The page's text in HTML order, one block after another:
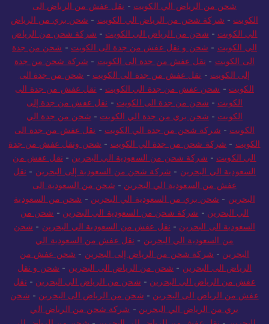
شحن من الرياض الي الكويت - نقل عفش من الرياض الى
الكويت - شركة شحن من الرياض الي الكويت - شحن بري من الرياض
الي الكويت - شحن من الرياض الى الكويت - شركة شحن من الرياض
الي الكويت - شحن و نقل عفش من جدة الى الكويت - شحن من جدة
الى الكويت - نقل عفش من جدة الى الكويت - شركة شحن من جدة
إلى الكويت - نقل عفش من جدة الى الكويت - شحن من جدة الى
الكويت - شحن عفش من جدة الي الكويت - نقل عفش من جدة الى
الكويت - شحن من جدة الى الكويت - نقل عفش من جدة إلى
الكويت - شحن بري من جدة الي الكويت - شحن من جدة الي
الكويت - شركة شحن من جدة الي الكويت - نقل عفش من جدة الى
الكويت - شركة شحن من جدة الي الكويت - شحن ونقل عفش من جدة
الي الكويت - شركة شحن من السعودية الي البحرين - نقل عفش من
السعودية الي البحرين - شركة شحن من السعودية إلى البحرين - نقل
عفش من السعودية الي البحرين - شحن من السعودية الى
البحرين - شحن بري من السعودية الي البحرين - شحن من السعودية
الي البحرين - شركة شحن من السعودية الي البحرين - شحن من
السعودية الى البحرين - نقل عفش من السعودية الي البحرين - شحن
من السعودية الي البحرين - نقل عفش من السعودية الي
البحرين - شركة شحن من الرياض إلى البحرين - شحن عفش من
الرياض الى البحرين - شحن من الرياض الى البحرين - شحن و نقل
عفش من الرياض الي البحرين - شحن من الرياض الي البحرين - نقل
عفش من الرياض الى البحرين - شحن من الرياض الى البحرين - شحن
بري من الرياض الي البحرين - شركة شحن من الرياض الي